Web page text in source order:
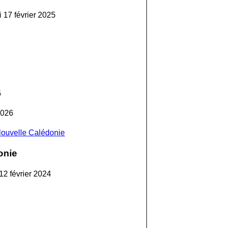
17 février 2025
Calédonie
février 2024